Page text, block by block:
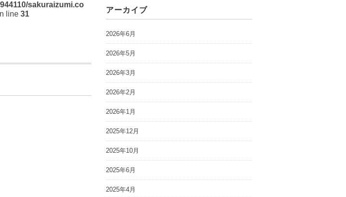
sakuraizumi.co
line 31 アーカイブ
2026年6月
2026年5月
2026年3月
2026年2月
2026年1月
2025年12月
2025年10月
2025年6月
2025年4月